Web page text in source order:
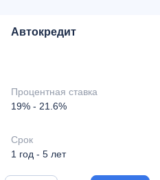
Автокредит
Процентная ставка
19% - 21.6%
Срок
1 год - 5 лет